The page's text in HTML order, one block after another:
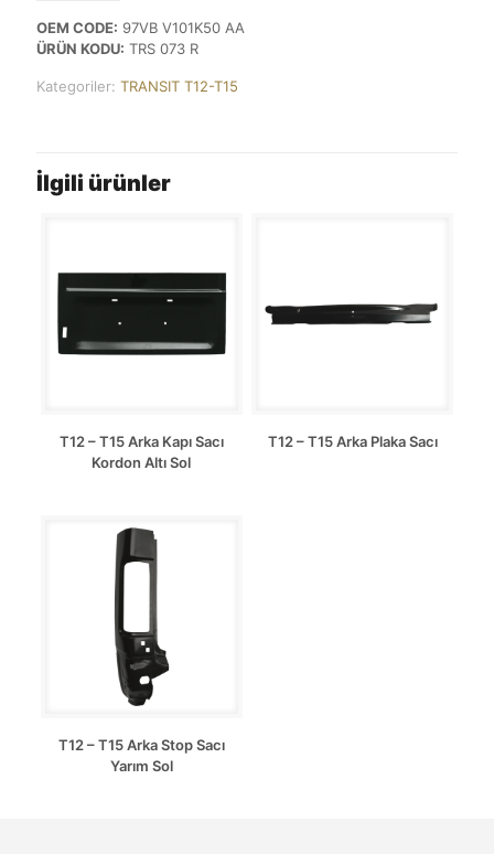
OEM CODE: 97VB V101K50 AA
ÜRÜN KODU: TRS 073 R
Kategoriler: TRANSIT T12-T15
İlgili ürünler
T12 – T15 Arka Kapı Sacı
Kordon Altı Sol
T12 – T15 Arka Plaka Sacı
T12 – T15 Arka Stop Sacı
Yarım Sol